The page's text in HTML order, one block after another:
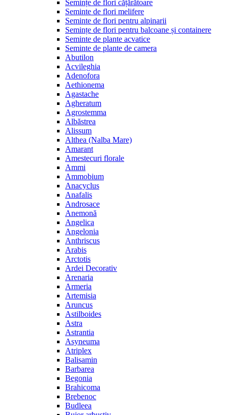
Semințe de flori cățărătoare
Seminte de flori melifere
Seminte de flori pentru alpinarii
Semințe de flori pentru balcoane și containere
Seminte de plante acvatice
Seminte de plante de camera
Abutilon
Acvileghia
Adenofora
Aethionema
Agastache
Agheratum
Agrostemma
Albăstrea
Alissum
Althea (Nalba Mare)
Amarant
Amestecuri florale
Ammi
Ammobium
Anacyclus
Anafalis
Androsace
Anemonă
Angelica
Angelonia
Anthriscus
Arabis
Arctotis
Ardei Decorativ
Arenaria
Armeria
Artemisia
Aruncus
Astilboides
Astra
Astrantia
Asyneuma
Atriplex
Balisamin
Barbarea
Begonia
Brahicoma
Brebenoc
Budleea